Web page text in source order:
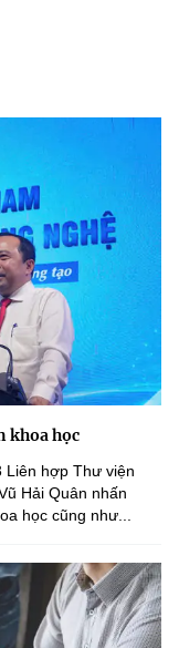
khoa học
Liên hợp Thư viện
Hải Quân nhấn
học cũng như...